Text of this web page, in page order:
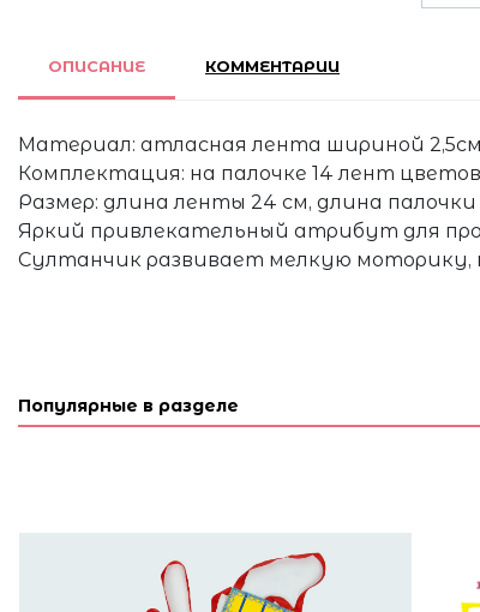
ОПИСАНИЕ КОММЕНТАРИИ
Материал: атласная лента шириной 2,5см
Комплектация: на палочке 14 лент
Размер: длина ленты 24 см, длина палочки
Яркий привлекательный атрибут для
Султанчик развивает мелкую моторику,
Популярные в разделе